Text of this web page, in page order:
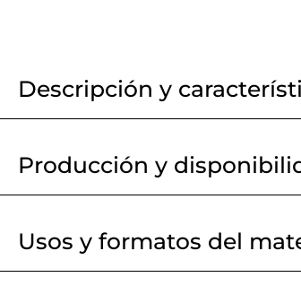
Descripción y
Producción y
Usos y formatos del